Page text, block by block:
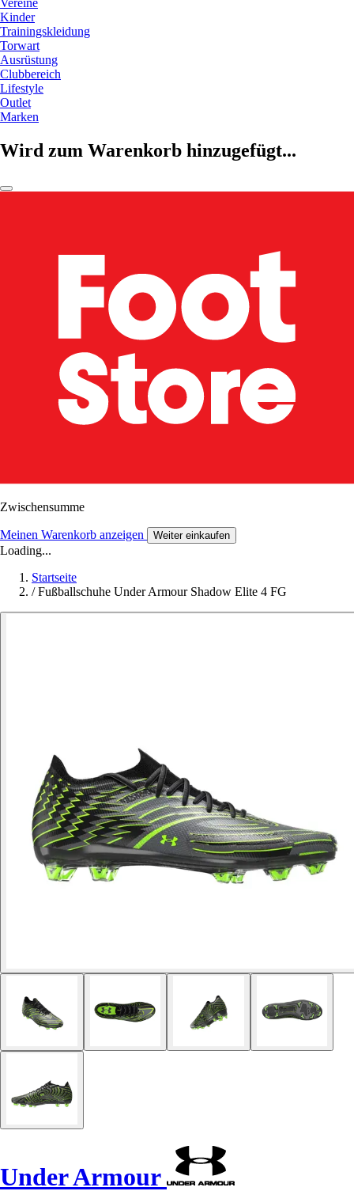
Vereine
Kinder
Trainingskleidung
Torwart
Ausrüstung
Clubbereich
Lifestyle
Outlet
Marken
Wird zum Warenkorb hinzugefügt...
Zwischensumme
Meinen Warenkorb anzeigen Weiter einkaufen
Loading...
Startseite
/ Fußballschuhe Under Armour Shadow Elite 4 FG
Under Armour